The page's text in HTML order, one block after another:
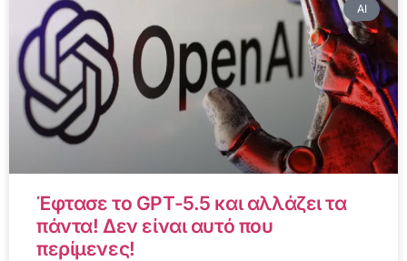
AI
Έφτασε το GPT-5.5 και αλλάζει τα
πάντα! Δεν είναι αυτό που
περίμενες!